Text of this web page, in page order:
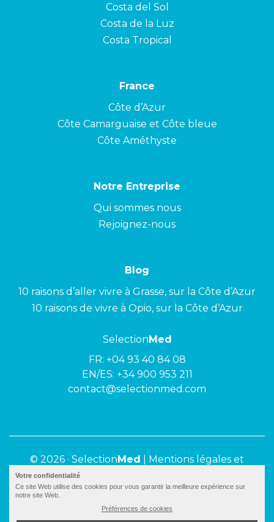
Costa del Sol
Costa de la Luz
Costa Tropical
France
Côte d’Azur
Côte Camarguaise et Côte bleue
Côte Améthyste
Notre Entreprise
Qui sommes nous
Rejoignez-nous
Blog
10 raisons d’aller vivre à Grasse, sur la Côte d’Azur
10 raisons de vivre à Opio, sur la Côte d’Azur
SelectionMed
FR: +04 93 40 84 08
EN/ES: +34 900 953 211
contact@selectionmed.com
© 2026 · SelectionMed
Mentions légales et
politique de confidentialité
Votre confidentialité
Ce site Web utilise des cookies pour vous garantir la meilleure expérience sur
notre site Web.
Préférences de cookies